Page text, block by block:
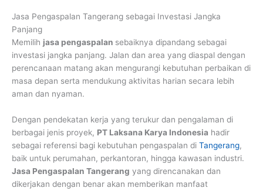
Jasa Pengaspalan Tangerang sebagai Investasi Jangka
Panjang
Memilih jasa pengaspalan sebaiknya dipandang sebagai
investasi jangka panjang. Jalan dan area yang diaspal dengan
perencanaan matang akan mengurangi kebutuhan perbaikan di
masa depan serta mendukung aktivitas harian secara lebih
aman dan nyaman.
Dengan pendekatan kerja yang terukur dan pengalaman di
berbagai jenis proyek, PT Laksana Karya Indonesia hadir
sebagai referensi bagi kebutuhan pengaspalan di Tangerang,
baik untuk perumahan, perkantoran, hingga kawasan industri.
Jasa Pengaspalan Tangerang yang direncanakan dan
dikerjakan dengan benar akan memberikan manfaat